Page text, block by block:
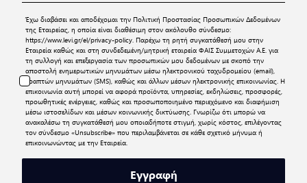
Έχω διαβάσει και αποδέχομαι την Πολιτική Προστασίας Προσωπικών Δεδομένων
της Εταιρείας, η οποία είναι διαθέσιμη στον ακόλουθο σύνδεσμο:
https://www.levi.gr/el/privacy-policy. Παρέχω τη ρητή συγκατάθεσή μου στην
Εταιρεία καθώς και στη συνδεδεμένη/μητρική εταιρεία ΦΑΙΣ Συμμετοχών Α.Ε. για
τη συλλογή και επεξεργασία των προσωπικών μου δεδομένων με σκοπό την
αποστολή ενημερωτικών μηνυμάτων μέσω ηλεκτρονικού ταχυδρομείου (email),
γραπτών μηνυμάτων (SMS), καθώς και άλλων μέσων ηλεκτρονικής επικοινωνίας. Η
επικοινωνία αυτή μπορεί να αφορά προϊόντα, υπηρεσίες, εκδηλώσεις, προσφορές,
προωθητικές ενέργειες, καθώς και προσωποποιημένο περιεχόμενο και διαφήμιση
μέσω ιστοσελίδων και μέσων κοινωνικής δικτύωσης. Γνωρίζω ότι μπορώ να
ανακαλέσω τη συγκατάθεσή μου οποιαδήποτε στιγμή, χωρίς κόστος, επιλέγοντας
τον σύνδεσμο «Unsubscribe» που περιλαμβάνεται σε κάθε σχετικό μήνυμα ή
επικοινωνώντας με την Εταιρεία.
Εγγραφή